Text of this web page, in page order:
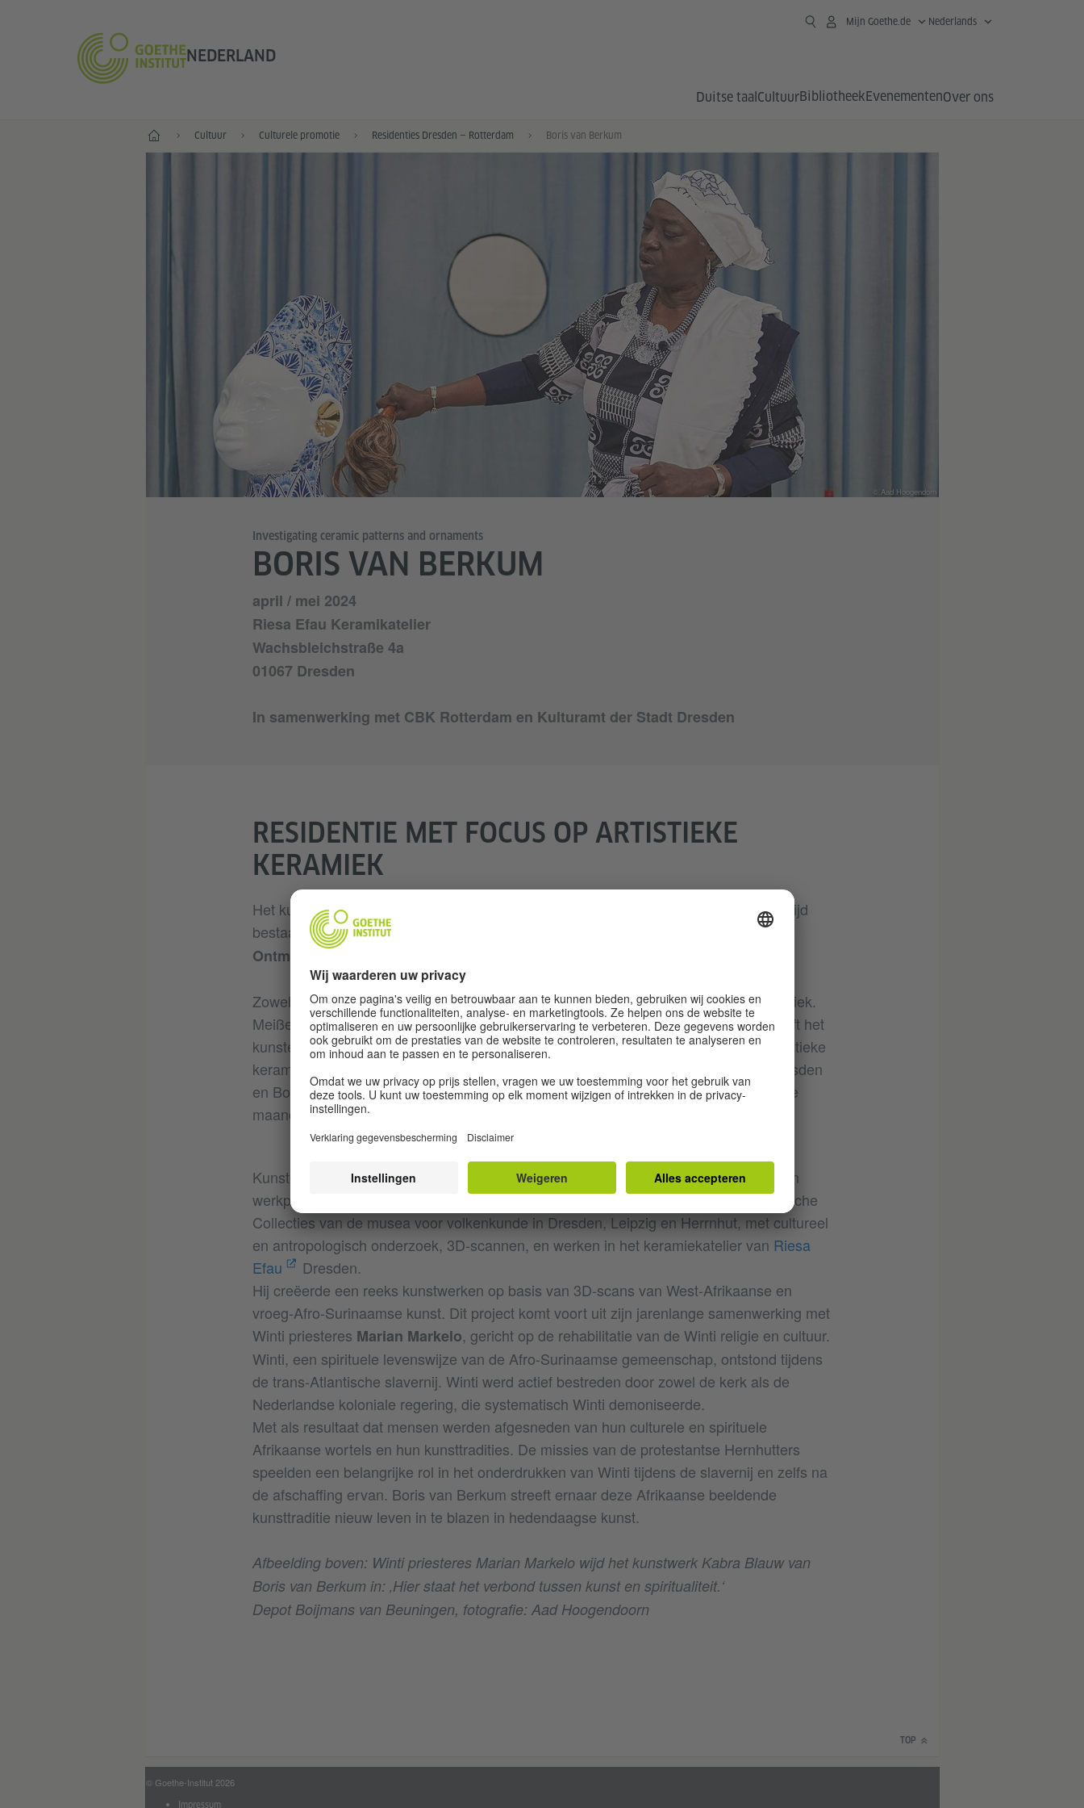
NEDERLAND
Mijn Goethe.de Nederlands
Duitse taalCultuurBibliotheekEvenementenOver ons
Goethe-Institut Niederlande
Cultuur Culturele promotie Residenties Dresden — Rotterdam Boris van Berkum
© Aad Hoogendorn
Investigating ceramic patterns and ornaments
BORIS VAN BERKUM
april / mei 2024
Riesa Efau Keramikatelier
Wachsbleichstraße 4a
01067 Dresden
In samenwerking met CBK Rotterdam en Kulturamt der Stadt Dresden
RESIDENTIE MET FOCUS OP ARTISTIEKE
KERAMIEK
Het kunstenaarsuitwisselingsprogramma tussen de twee zustersteden, dat al lange tijd
bestaat, richtte zich 2024 op keramiek als onderdeel van
Ontmoetingen
Zowel Saksen als Nederland hebben een lange traditie in het produceren van keramiek.
Meißen-porselein en Delfts Blauw zijn wereldberoemd. Tegen deze achtergrond heeft het
kunstenaarsuitwisselingsprogramma Rotterdam-Dresden een speciale focus op artistieke
keramiek gelegd. De gerenommeerde keramiekkunstenaars Kirsten Jäschke uit Dresden
en Boris van Berkum uit Rotterdam waren geselecteerd voor een residentie van twee
maanden in de zusterstad.
Kunstenaar Boris van Berkum
uit Rotterdam verbleef in april en mei 2024 voor een
werkperiode in Dresden. Zijn plannen omvatten een samenwerking met de Etnologische
Collecties van de musea voor volkenkunde in Dresden, Leipzig en Herrnhut, met cultureel
en antropologisch onderzoek, 3D-scannen, en werken in het keramiekatelier van Riesa
Efau
Dresden.
Hij creëerde een reeks kunstwerken op basis van 3D-scans van West-Afrikaanse en
vroeg-Afro-Surinaamse kunst. Dit project komt voort uit zijn jarenlange samenwerking met
Winti priesteres Marian Markelo, gericht op de rehabilitatie van de Winti religie en cultuur.
Winti, een spirituele levenswijze van de Afro-Surinaamse gemeenschap, ontstond tijdens
de trans-Atlantische slavernij. Winti werd actief bestreden door zowel de kerk als de
Nederlandse koloniale regering, die systematisch Winti demoniseerde.
Met als resultaat dat mensen werden afgesneden van hun culturele en spirituele
Afrikaanse wortels en hun kunsttradities. De missies van de protestantse Hernhutters
speelden een belangrijke rol in het onderdrukken van Winti tijdens de slavernij en zelfs na
de afschaffing ervan. Boris van Berkum streeft ernaar deze Afrikaanse beeldende
kunsttraditie nieuw leven in te blazen in hedendaagse kunst.
Afbeelding boven: Winti priesteres Marian Markelo wijd het kunstwerk Kabra Blauw van
Boris van Berkum in: ‚Hier staat het verbond tussen kunst en spiritualiteit.‘
Depot Boijmans van Beuningen, fotografie: Aad Hoogendoorn
TOP
© Goethe-Institut 2026
Impressum